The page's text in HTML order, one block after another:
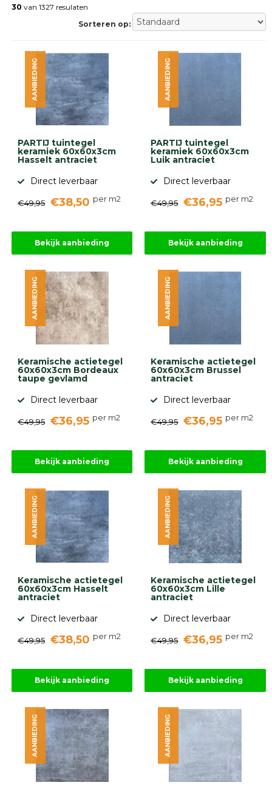
Gebakken
bestrating
Trommelstenen
Wildverband
bestrating
Muurelementen
Straatklinkers
Opsluitbanden
Betonbanden
Palissades
Halfverharding
Afwatering
diversen
Beplantings
betonelementen
Overig
Kunstgras
Compleet
tuinproject
Onlinebestrating.nl
9.1
gebaseerd
30 van 1327 resulaten
Sorteren op:
PARTIJ tuintegel
keramiek 60x60x3cm
Hasselt antraciet
Direct leverbaar
€49,95 €38,50 per m2
AANBIEDING
Bekijk aanbieding
PARTIJ tuintegel
keramiek 60x60x3cm
Luik antraciet
Direct leverbaar
€49,95 €36,95 per m2
AANBIEDING
Bekijk aanbieding
Keramische actietegel
60x60x3cm Bordeaux
taupe gevlamd
Direct leverbaar
€49,95 €36,95 per m2
AANBIEDING
Bekijk aanbieding
Keramische actietegel
60x60x3cm Brussel
antraciet
Direct leverbaar
€49,95 €36,95 per m2
AANBIEDING
Bekijk aanbieding
Keramische actietegel
60x60x3cm Hasselt
antraciet
Direct leverbaar
€49,95 €38,50 per m2
AANBIEDING
Bekijk aanbieding
Keramische actietegel
60x60x3cm Lille
antraciet
Direct leverbaar
€49,95 €36,95 per m2
AANBIEDING
Bekijk aanbieding
AANBIEDING AANBIEDING